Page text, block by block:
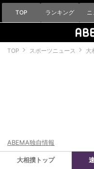
TOP ランキング ニ
TOP スポーツニュース 大
ABEMA独自情報
大相撲トップ